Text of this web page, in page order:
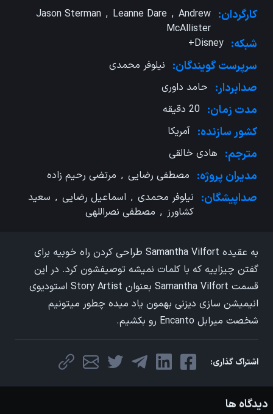
کارگردان: Jason Sterman , Leanne Dare , Andrew
McAllister
شبکه: Disney+
سرپرست گویندگان: نیلوفر محمدی
صدابردار: حامد داوری
مدت زمان: 20 دقیقه
کشور سازنده: آمریکا
مترجم: هادی خالقی
مدیران پروژه: مصطفی رضایی , مرتضی رحیم زاده
صداپیشگان: نیلوفر محمدی , اسماعیل رضایی , سعید
کشاورز , مصطفی نصراللهی
به عقیده Samantha Vilfort طراحی کردن راه خوبیه برای
گفتن چیزاییه که با کلمات نمیشه توصیفشون کرد. در این
قسمت Samantha Vilfort بعنوان Story Artist استودیوی
انیمیشن سازی دیزنی بهمون یاد میده چطور میتونیم
شخصت میرابل Encanto رو بکشیم.
اشتراک گذاری:
دیدگاه ها